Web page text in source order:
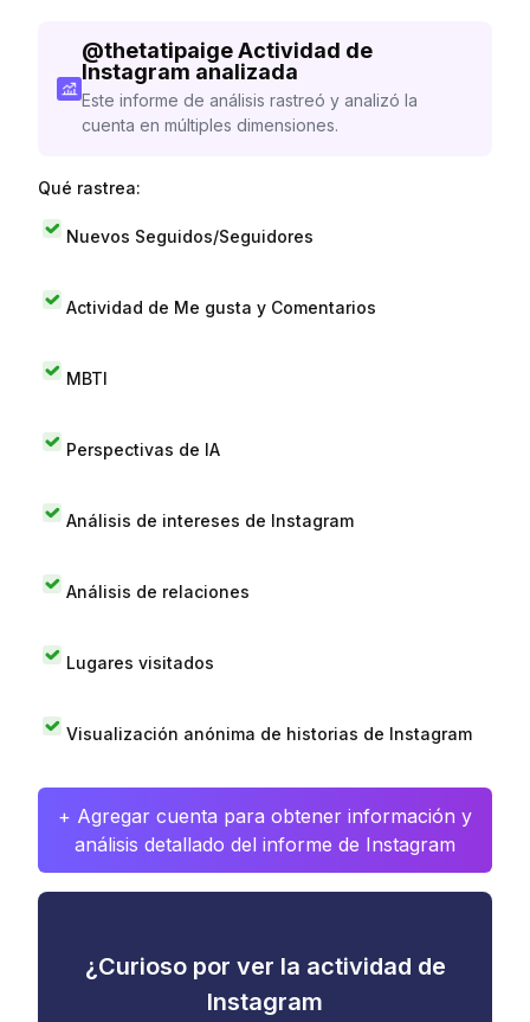
@thetatipaigeActividad de
Instagram analizada
Este informe de análisis rastreó y analizó la
cuenta en múltiples dimensiones.
Qué rastrea:
Nuevos Seguidos/Seguidores
Actividad de Me gusta y Comentarios
MBTI
Perspectivas de IA
Análisis de intereses de Instagram
Análisis de relaciones
Lugares visitados
Visualización anónima de historias de Instagram
+ Agregar cuenta para obtener información y
análisis detallado del informe de Instagram
¿Curioso por ver la actividad de
Instagram